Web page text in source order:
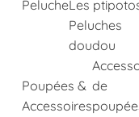
PelucheLes
Peluches
doudou
Poupées &
Accessoires
de